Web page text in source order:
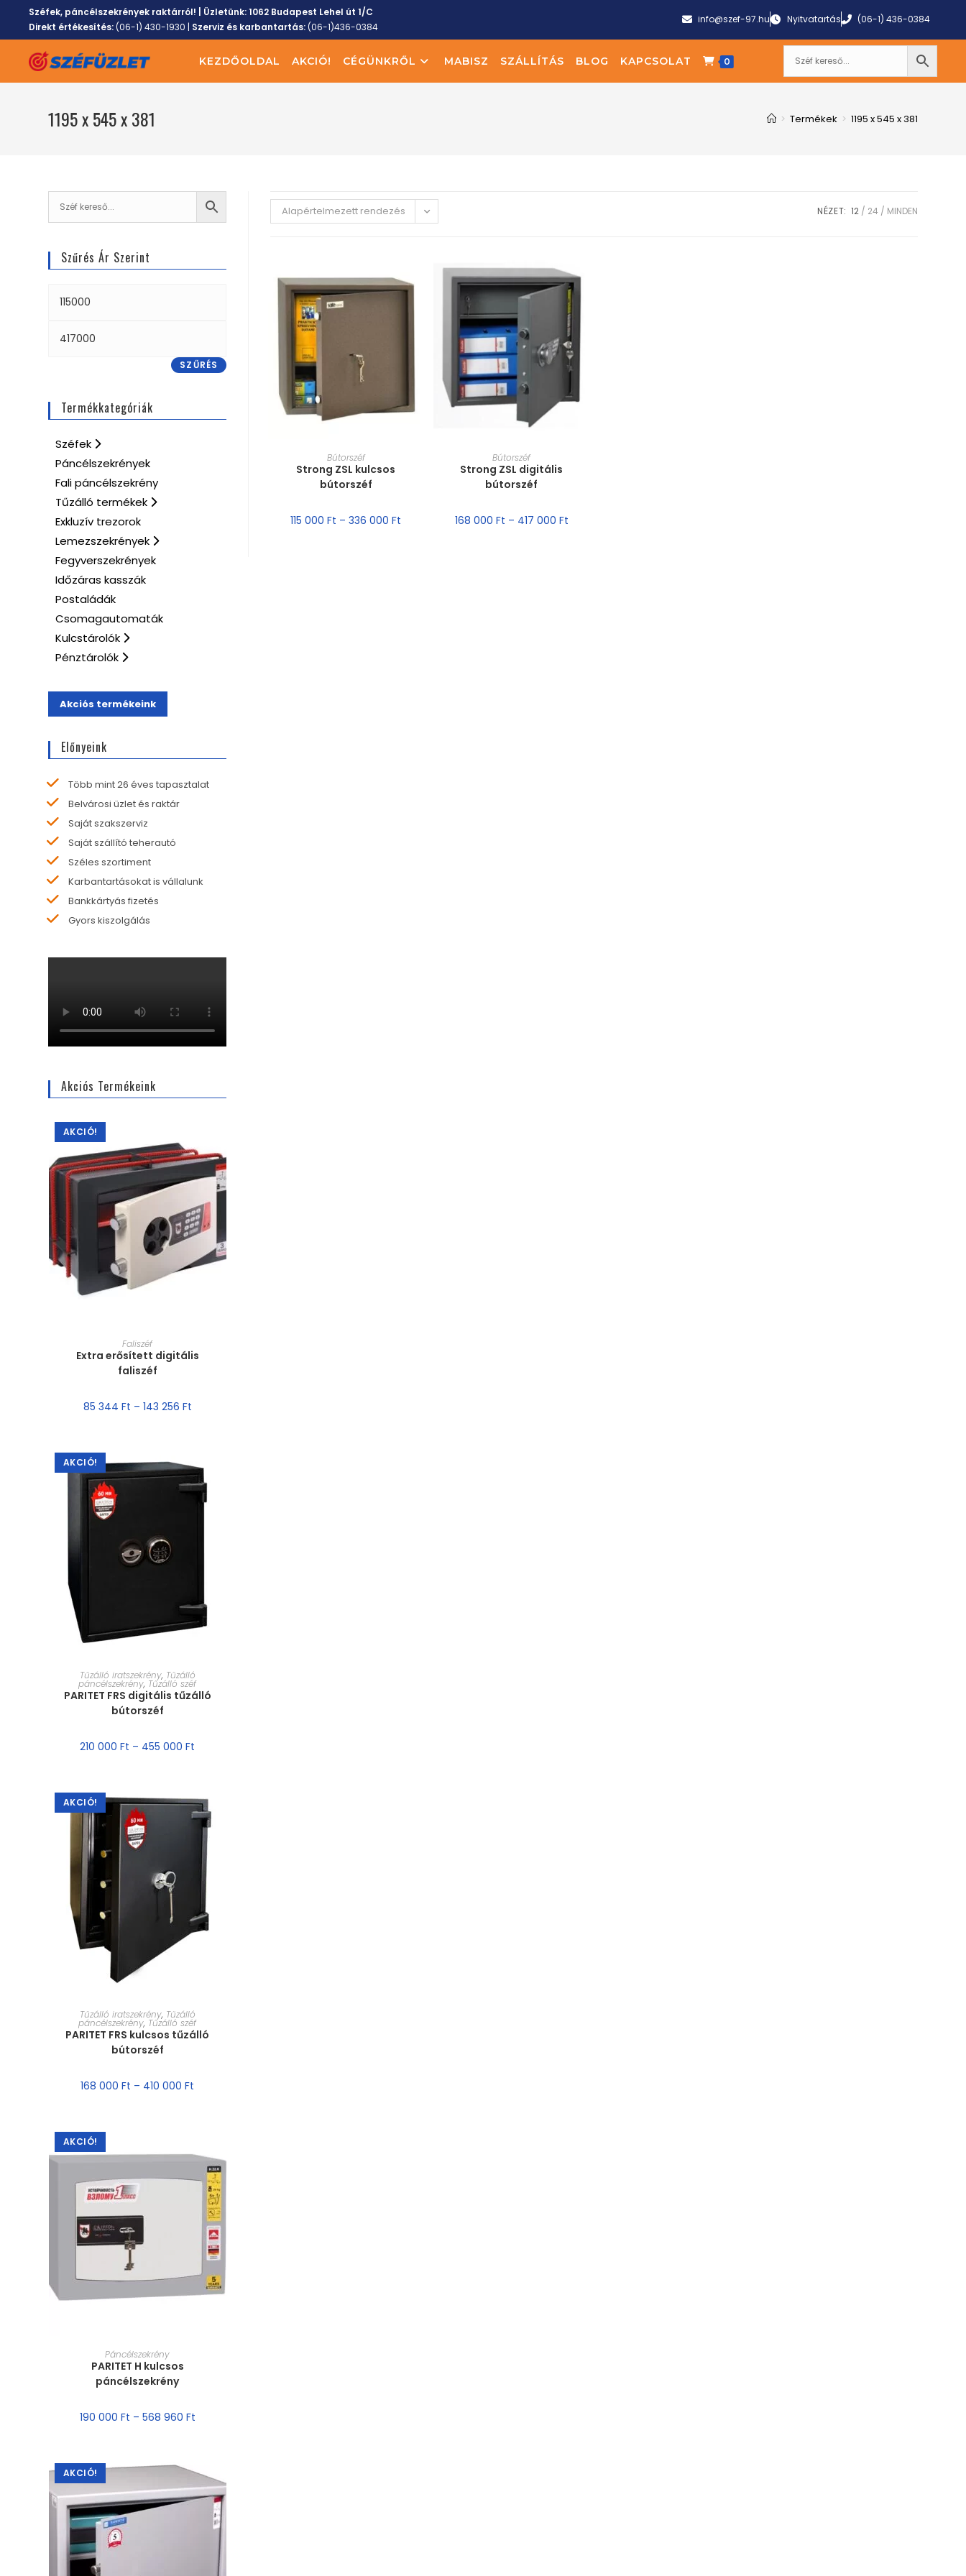
Széfek, páncélszekrények raktárról! | Üzletünk:1062 Budapest Lehel út 1/C
Direkt értékesítés:(06-1) 430-1930 | Szerviz és karbantartás:(06-1)436-0384
info@szef-97.hu Nyitvatartás (06-1) 436-0384
KEZDŐOLDAL AKCIÓ! CÉGÜNKRŐL MABISZ SZÁLLÍTÁS BLOG KAPCSOLAT 0
1195 x 545 x 381 > Termékek > 1195 x 545 x 381
Alapértelmezett rendezés NÉZET: 12 24 MINDEN
MÉRET VÁLASZTÁSA
Bútorszéf
Strong ZSL kulcsos
bútorszéf
115 000Ft –336 000Ft
MÉRET VÁLASZTÁSA
Bútorszéf
Strong ZSL digitális
bútorszéf
168 000 Ft – 417 000 Ft
Szűrés Ár Szerint
SZŰRÉS
Termékkategóriák
Széfek
Páncélszekrények
Fali páncélszekrény
Tűzálló termékek
Exkluzív trezorok
Lemezszekrények
Fegyverszekrények
Időzáras kasszák
Postaládák
Csomagautomaták
Kulcstárolók
Pénztárolók
Akciós termékeink
Előnyeink
Több mint 26 éves tapasztalat
Belvárosi üzlet és raktár
Saját szakszerviz
Saját szállító teherautó
Széles szortiment
Karbantartásokat is vállalunk
Bankkártyás fizetés
Gyors kiszolgálás
Akciós Termékeink
AKCIÓ!
MÉRET VÁLASZTÁSA
Faliszéf
Extra erősített digitális
faliszéf
85 344 Ft – 143 256 Ft
AKCIÓ!
MÉRET VÁLASZTÁSA
Tűzálló iratszekrény, Tűzálló
páncélszekrény, Tűzálló széf
PARITET FRS digitális tűzálló
bútorszéf
210 000Ft – 455 000Ft
AKCIÓ!
MÉRET VÁLASZTÁSA
Tűzálló iratszekrény, Tűzálló
páncélszekrény, Tűzálló széf
PARITET FRS kulcsos tűzálló
bútorszéf
168 000Ft – 410 000Ft
AKCIÓ!
MÉRET VÁLASZTÁSA
Páncélszekrény
PARITET H kulcsos
páncélszekrény
190 000 Ft – 568 960 Ft
AKCIÓ!